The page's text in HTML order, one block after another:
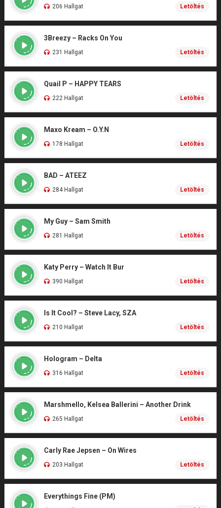
206 Hallgat Letöltés
3Breezy – Racks On You
231 Hallgat Letöltés
Quail P – HAPPY TEARS
222 Hallgat Letöltés
Maxo Kream – O.Y.N
178 Hallgat Letöltés
BAD – ATEEZ
284 Hallgat Letöltés
My Guy – Sam Smith
281 Hallgat Letöltés
Katy Perry – Watch It Bur
390 Hallgat Letöltés
Is It Cool? – Steve Lacy, SZA
210 Hallgat Letöltés
Hologram – Delta
316 Hallgat Letöltés
Marshmello, Kelsea Ballerini – Another Drink
265 Hallgat Letöltés
Carly Rae Jepsen – On Wires
203 Hallgat Letöltés
Everythings Fine (PM)